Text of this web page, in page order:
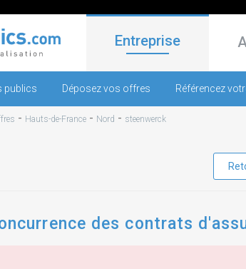
Entreprise
publics Déposez vos offres Référencez
- Hauts-de-France - Nord - steenwerck
des contrats